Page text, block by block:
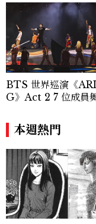
BTS 世界巡演《
G》Act 2 7 位成員
本週熱門